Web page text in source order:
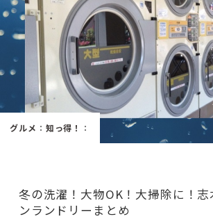
「場」
HAREL
fleXe
グルメ ： 知っ得！ ：
冬の洗濯！大物OK！大掃除に！志
ンランドリーまとめ